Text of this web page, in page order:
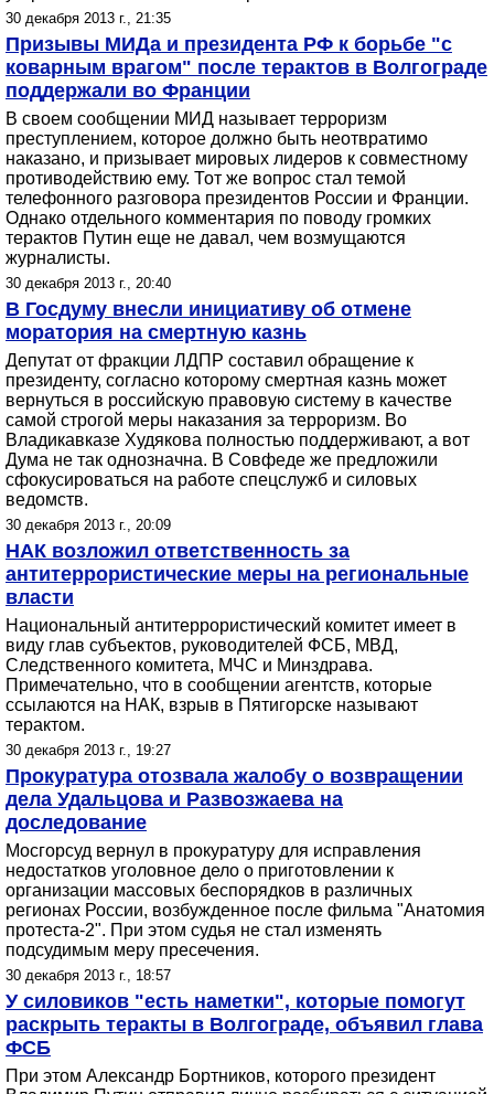
30 декабря 2013 г., 21:35
Призывы МИДа и президента РФ к борьбе "с
коварным врагом" после терактов в Волгограде
поддержали во Франции
В своем сообщении МИД называет терроризм
преступлением, которое должно быть неотвратимо
наказано, и призывает мировых лидеров к совместному
противодействию ему. Тот же вопрос стал темой
телефонного разговора президентов России и Франции.
Однако отдельного комментария по поводу громких
терактов Путин еще не давал, чем возмущаются
журналисты.
30 декабря 2013 г., 20:40
В Госдуму внесли инициативу об отмене
моратория на смертную казнь
Депутат от фракции ЛДПР составил обращение к
президенту, согласно которому смертная казнь может
вернуться в российскую правовую систему в качестве
самой строгой меры наказания за терроризм. Во
Владикавказе Худякова полностью поддерживают, а вот
Дума не так однозначна. В Совфеде же предложили
сфокусироваться на работе спецслужб и силовых
ведомств.
30 декабря 2013 г., 20:09
НАК возложил ответственность за
антитеррористические меры на региональные
власти
Национальный антитеррористический комитет имеет в
виду глав субъектов, руководителей ФСБ, МВД,
Следственного комитета, МЧС и Минздрава.
Примечательно, что в сообщении агентств, которые
ссылаются на НАК, взрыв в Пятигорске называют
терактом.
30 декабря 2013 г., 19:27
Прокуратура отозвала жалобу о возвращении
дела Удальцова и Развозжаева на
доследование
Мосгорсуд вернул в прокуратуру для исправления
недостатков уголовное дело о приготовлении к
организации массовых беспорядков в различных
регионах России, возбужденное после фильма "Анатомия
протеста-2". При этом судья не стал изменять
подсудимым меру пресечения.
30 декабря 2013 г., 18:57
У силовиков "есть наметки", которые помогут
раскрыть теракты в Волгограде, объявил глава
ФСБ
При этом Александр Бортников, которого президент